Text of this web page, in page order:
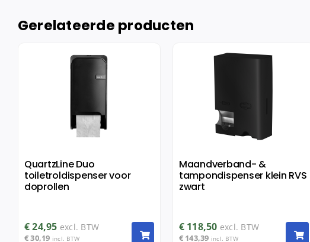
Gerelateerde producten
QuartzLine Duo
toiletroldispenser voor
doprollen
€24,95 excl. BTW
€30,19 incl. BTW
Maandverband- &
tampondispenser klein RVS
zwart
€ 118,50 excl. BTW
€ 143,39 incl. BTW